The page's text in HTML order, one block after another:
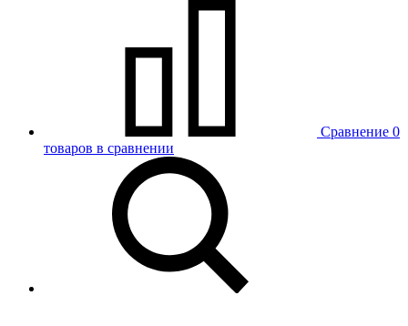
Сравнение 0
товаров в сравнении